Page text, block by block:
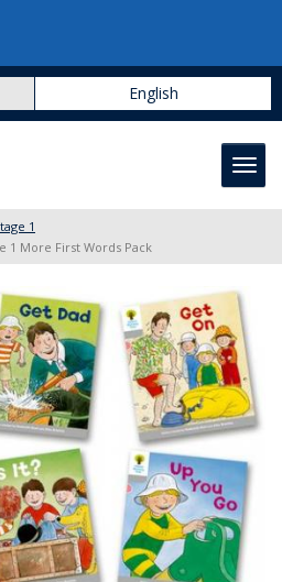
English
1
1 More First Words Pack